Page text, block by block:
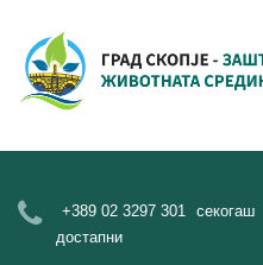
+389 02 3297 301 секогаш
достапни